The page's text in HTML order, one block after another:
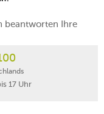
beantworten Ihre
17 Uhr